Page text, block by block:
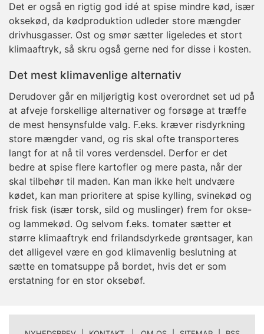
Det er også en rigtig god idé at spise mindre kød, især
oksekød, da kødproduktion udleder store mængder
drivhusgasser. Ost og smør sætter ligeledes et stort
klimaaftryk, så skru også gerne ned for disse i kosten.
Det mest klimavenlige alternativ
Derudover går en miljørigtig kost overordnet set ud på
at afveje forskellige alternativer og forsøge at træffe
de mest hensynsfulde valg. F.eks. kræver risdyrkning
store mængder vand, og ris skal ofte transporteres
langt for at nå til vores verdensdel. Derfor er det
bedre at spise flere kartofler og mere pasta, når der
skal tilbehør til maden. Kan man ikke helt undvære
kødet, kan man prioritere at spise kylling, svinekød og
frisk fisk (især torsk, sild og muslinger) frem for okse-
og lammekød. Og selvom f.eks. tomater sætter et
større klimaaftryk end frilandsdyrkede grøntsager, kan
det alligevel være en god klimavenlig beslutning at
sætte en tomatsuppe på bordet, hvis det er som
erstatning for en stor oksebøf.